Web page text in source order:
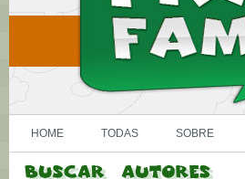
HOME TODAS SOBRE